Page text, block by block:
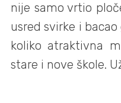
nije samo vrtio
usred svirke i
koliko atraktivna
stare i nove škole.